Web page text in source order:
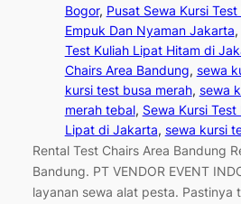
Bogor, Pusat Sewa Kursi
Empuk Dan Nyaman Jakarta,
Test Kuliah Lipat Hitam di
Chairs Area Bandung, sewa
kursi test busa merah, sewa
merah tebal, Sewa Kursi Test
Lipat di Jakarta, sewa kursi
Rental Test Chairs Area Bandung
Bandung. PT VENDOR EVENT
layanan sewa alat pesta. Pastinya